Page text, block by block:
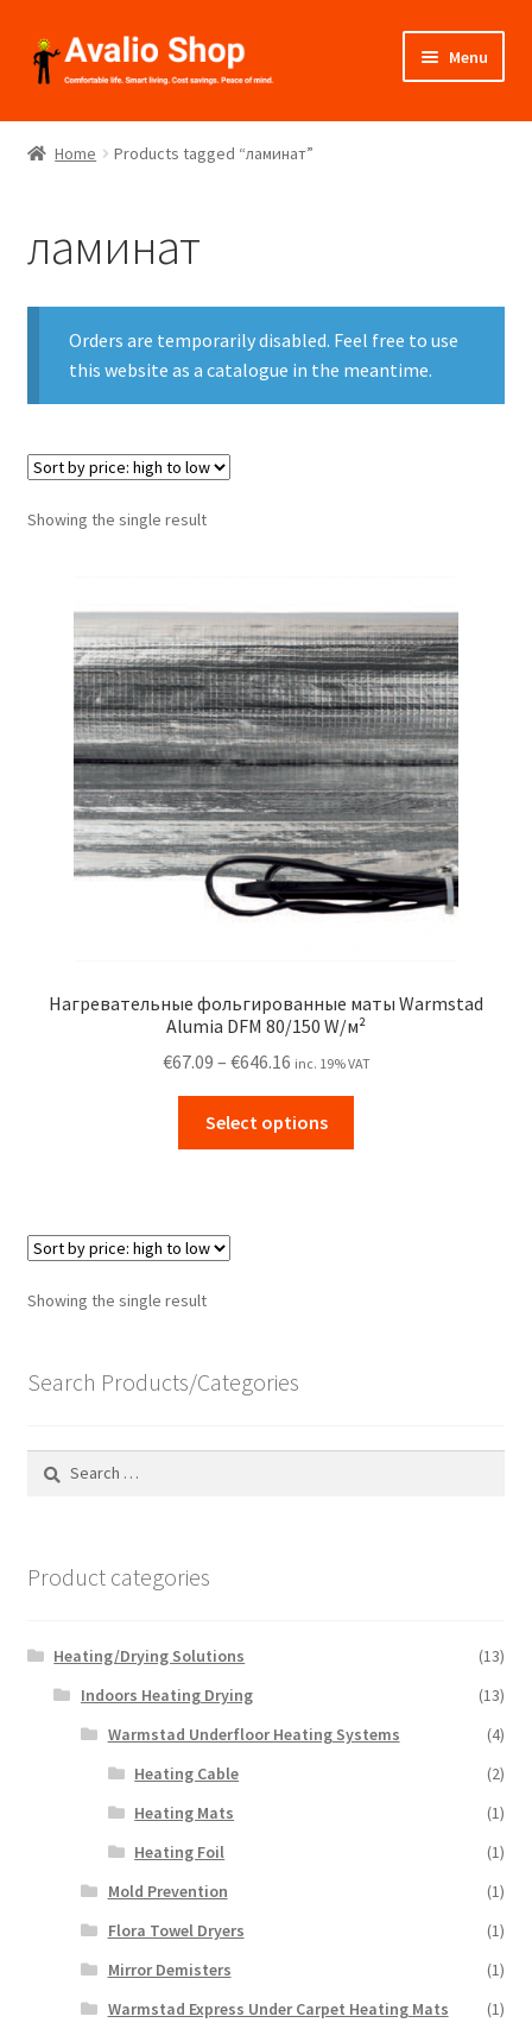
Skip
to
Skip
to
Menu
About Us
Installation
Catalogues
Projects
Home Products tagged “ламинат”
ламинат
Orders are temporarily disabled. Feel free to use
this website as a catalogue in the meantime.
Showing the single result
Нагревательные фольгированные маты Warmstad
Alumia DFM 80/150 W/м²
€67.09 – €646.16Price
range:
€67.09
through
inc. 19% VAT
Select options
Showing the single result
Search Products/Categories
Search
Product categories
Heating/Drying Solutions
(13)
Indoors Heating Drying
(13)
Warmstad Underfloor Heating Systems
(4)
Heating Cable
(2)
Heating Mats
(1)
Heating Foil
(1)
Mold Prevention
(1)
Flora Towel Dryers
(1)
Mirror Demisters
(1)
Warmstad Express Under Carpet Heating Mats
(1)